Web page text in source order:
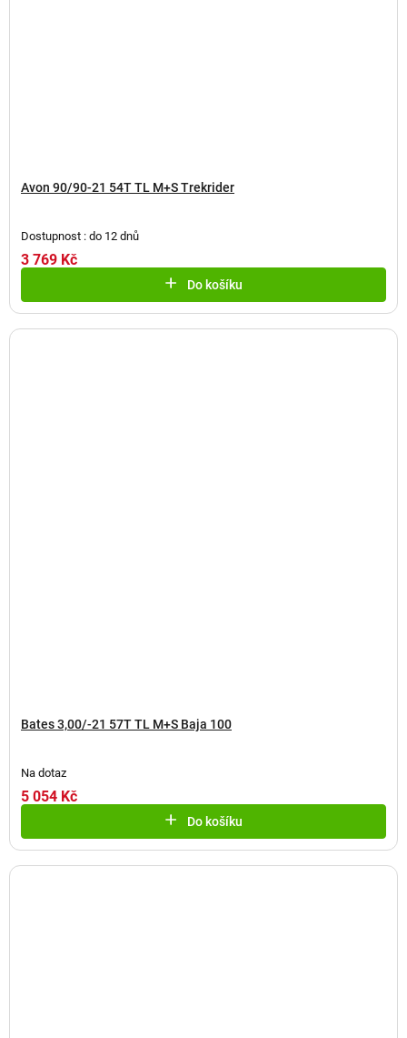
Avon 90/90-21 54T TL M+S Trekrider
Dostupnost : do 12 dnů
3 769 Kč
Do košíku
Bates 3,00/-21 57T TL M+S Baja 100
Na dotaz
5 054 Kč
Do košíku